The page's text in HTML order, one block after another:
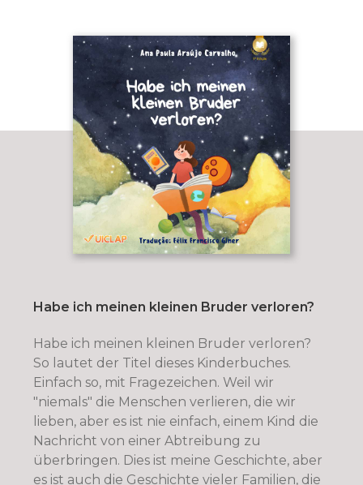
Habe ich meinen kleinen Bruder verloren?
Habe ich meinen kleinen Bruder verloren?
So lautet der Titel dieses Kinderbuches.
Einfach so, mit Fragezeichen. Weil wir
"niemals" die Menschen verlieren, die wir
lieben, aber es ist nie einfach, einem Kind die
Nachricht von einer Abtreibung zu
überbringen. Dies ist meine Geschichte, aber
es ist auch die Geschichte vieler Familien, die